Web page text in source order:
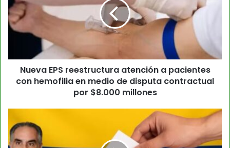
Nueva EPS reestructura atención a pacientes
con hemofilia en medio de disputa contractual
por $8.000 millones